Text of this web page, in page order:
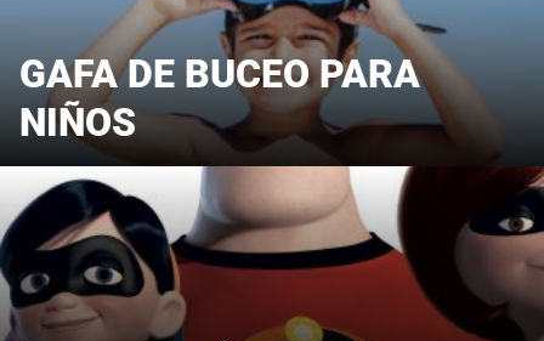
GAFA DE BUCEO PARA
NIÑOS